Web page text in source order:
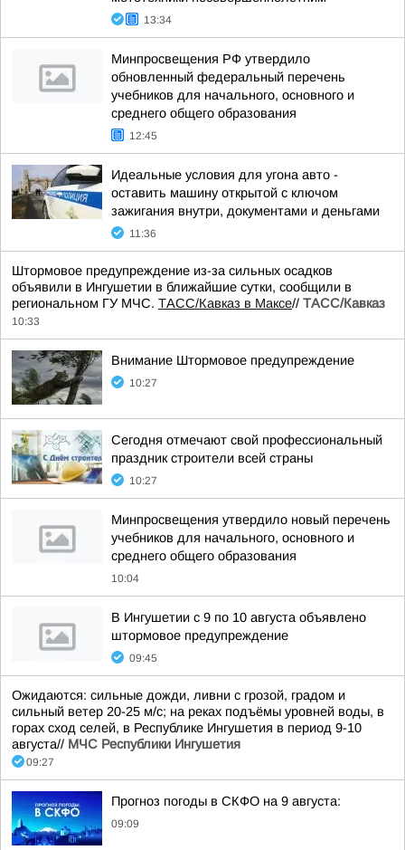
13:34
Минпросвещения РФ утвердило
обновленный федеральный перечень
учебников для начального, основного и
среднего общего образования
12:45
Идеальные условия для угона авто -
оставить машину открытой с ключом
зажигания внутри, документами и деньгами
11:36
Штормовое предупреждение из-за сильных осадков
объявили в Ингушетии в ближайшие сутки, сообщили в
региональном ГУ МЧС. ТАСС/Кавказ в Максе// ТАСС/Кавказ
10:33
Внимание Штормовое предупреждение
10:27
Сегодня отмечают свой профессиональный
праздник строители всей страны
10:27
Минпросвещения утвердило новый перечень
учебников для начального, основного и
среднего общего образования
10:04
В Ингушетии с 9 по 10 августа объявлено
штормовое предупреждение
09:45
Ожидаются: сильные дожди, ливни с грозой, градом и
сильный ветер 20-25 м/с; на реках подъёмы уровней воды, в
горах сход селей, в Республике Ингушетия в период 9-10
августа// МЧС Республики Ингушетия
09:27
Прогноз погоды в СКФО на 9 августа:
09:09